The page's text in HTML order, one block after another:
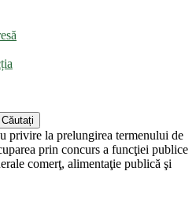
privire la prelungirea termenului de
prin concurs a funcţiei publice
comerţ, alimentaţie publică şi